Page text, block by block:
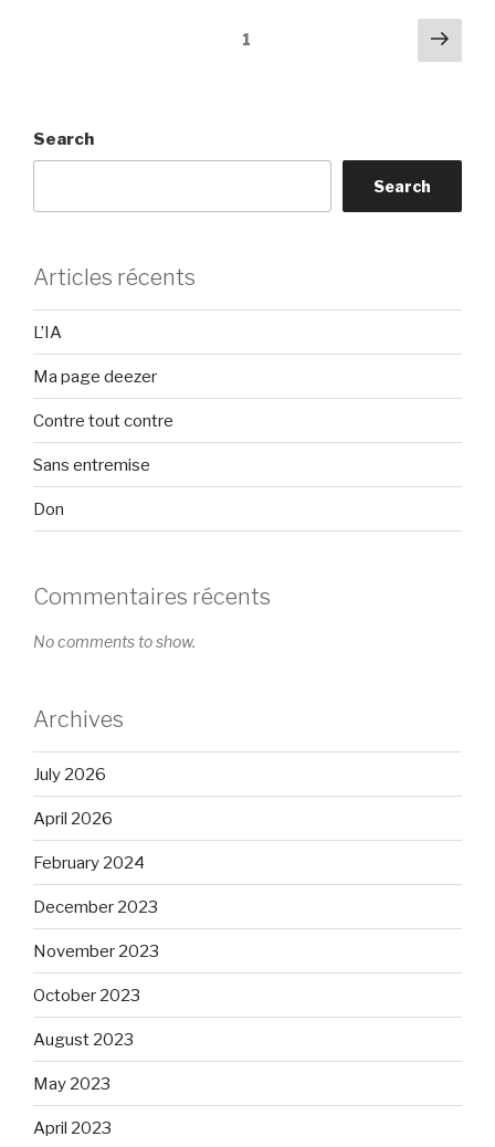
1
Next
Search
Search
Articles récents
L’IA
Ma page deezer
Contre tout contre
Sans entremise
Don
Commentaires récents
No comments to show.
Archives
July 2026
April 2026
February 2024
December 2023
November 2023
October 2023
August 2023
May 2023
April 2023